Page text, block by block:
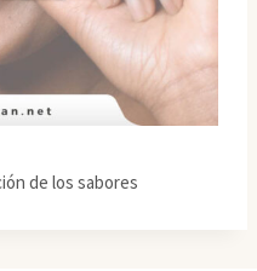
de los sabores